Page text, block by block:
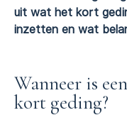
uit wat het kort
inzetten en wat
Wanneer is
kort geding?